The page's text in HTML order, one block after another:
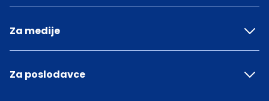
Za medije
Za poslodavce